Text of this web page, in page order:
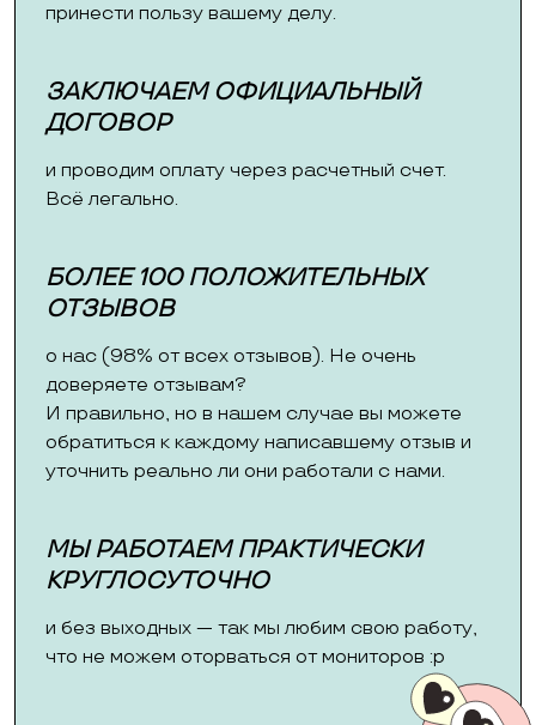
принести пользу вашему делу.
ЗАКЛЮЧАЕМ ОФИЦИАЛЬНЫЙ
ДОГОВОР
и проводим оплату через расчетный счет.
Всё легально.
БОЛЕЕ 100 ПОЛОЖИТЕЛЬНЫХ
ОТЗЫВОВ
о нас (98% от всех отзывов). Не очень
доверяете отзывам?
И правильно, но в нашем случае вы можете
обратиться к каждому написавшему отзыв и
уточнить реально ли они работали с нами.
МЫ РАБОТАЕМ ПРАКТИЧЕСКИ
КРУГЛОСУТОЧНО
и без выходных — так мы любим свою работу,
что не можем оторваться от мониторов :p